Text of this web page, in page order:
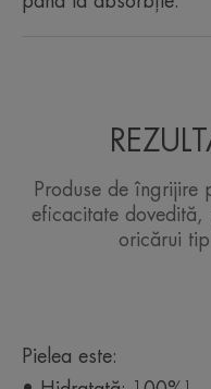
Produse de îngrijire
eficacitate dovedită,
oricărui
Pielea este: